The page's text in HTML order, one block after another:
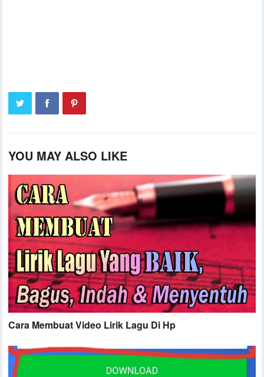
YOU MAY ALSO LIKE
Cara Membuat Video Lirik Lagu Di Hp